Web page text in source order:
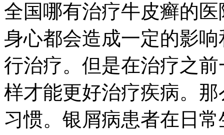
全国哪有治疗牛皮癣的
身心都会造成一定的影
行治疗。但是在治疗之
样才能更好治疗疾病。
习惯。银屑病患者在日